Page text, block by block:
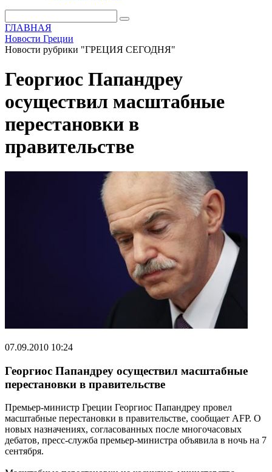
ГЛАВНАЯ
Новости Греции
Новости рубрики "ГРЕЦИЯ СЕГОДНЯ"
Георгиос Папандреу
осуществил масштабные
перестановки в
правительстве
07.09.2010 10:24
Георгиос Папандреу осуществил масштабные
перестановки в правительстве
Премьер-министр Греции Георгиос Папандреу провел
масштабные перестановки в правительстве, сообщает AFP. О
новых назначениях, согласованных после многочасовых
дебатов, пресс-служба премьер-министра объявила в ночь на 7
сентября.